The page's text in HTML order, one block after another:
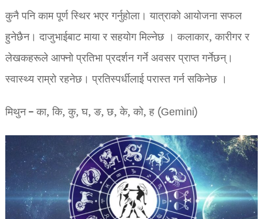
कुनै पनि काम पूर्ण स्थिर भएर गर्नुहोला। यात्राको आयोजना सफल
हुनेछैन। दाजुभाईबाट माया र सहयोग मिल्नेछ । कलाकार, कारीगर र
लेखकहरूले आफ्नो प्रतिभा प्रदर्शन गर्ने अवसर प्राप्त गर्नेछन्।
स्वास्थ्य राम्रो रहनेछ। प्रतिस्पर्धीलाई परास्त गर्न सकिनेछ ।
मिथुन – का, कि, कु, घ, ङ, छ, के, को, ह (Gemini)